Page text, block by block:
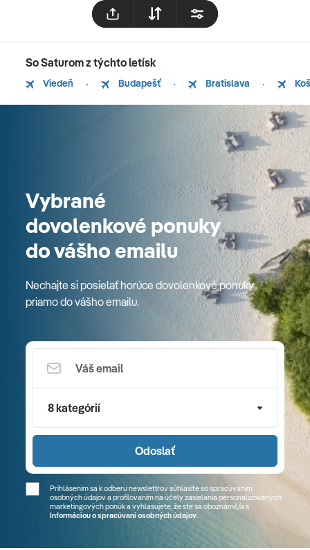
So Saturom z týchto letísk
Viedeň Budapešť Bratislava
Vybrané
dovolenkové ponuky
do vášho emailu
Nechajte si posielať horúce dovolenkové ponuky
priamo do vášho emailu.
8 kategórií
Odoslať
Prihlásením sa k odberu newslettrov súhlasíte so spracúvaním
osobných údajov a profilovaním na účely zasielania personalizovaných
marketingových ponúk a vyhlasujete, že ste sa oboznámil/a s
Informáciou o spracúvaní osobných údajov.